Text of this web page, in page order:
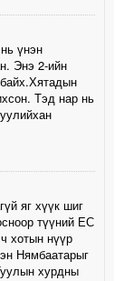
үнэн
Энэ 2-ийн
Тэд нар нь
яг хүүк шиг
түүний ЕС
хотын нүүр
Нямбаатарыг
хурдны